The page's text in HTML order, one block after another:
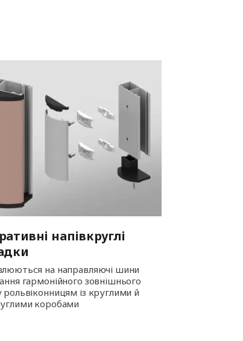
напівкруглі
на направляючі шини
гармонійного зовнішнього
рольвіконницям із круглими й
коробами